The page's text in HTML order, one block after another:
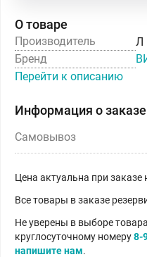
О товаре
Производитель
Л
Бренд
Перейти к описанию
Информация о заказе
Самовывоз
Цена актуальна при заказе
Все товары в заказе
Не уверены в выборе
круглосуточному номеру8-
напишите нам.